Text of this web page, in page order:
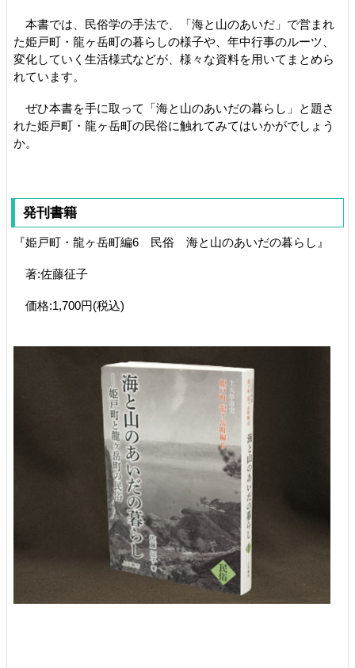
本書では、民俗学の手法で、「海と山のあいだ」で営まれ
た姫戸町・龍ヶ岳町の暮らしの様子や、年中行事のルーツ、
変化していく生活様式などが、様々な資料を用いてまとめら
れています。
ぜひ本書を手に取って「海と山のあいだの暮らし」と題さ
れた姫戸町・龍ヶ岳町の民俗に触れてみてはいかがでしょう
か。
発刊書籍
『姫戸町・龍ヶ岳町編6 民俗 海と山のあいだの暮らし』
著:佐藤征子
価格:1,700円(税込)